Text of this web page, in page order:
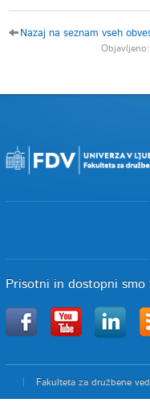
Nazaj na seznam vseh
Prisotni in dostopni smo
Fakulteta za družbene